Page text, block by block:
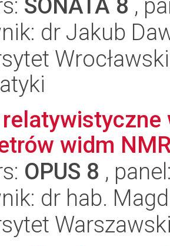
SONATA 8 ,
dr Jakub
widm
OPUS 8 ,
dr hab.